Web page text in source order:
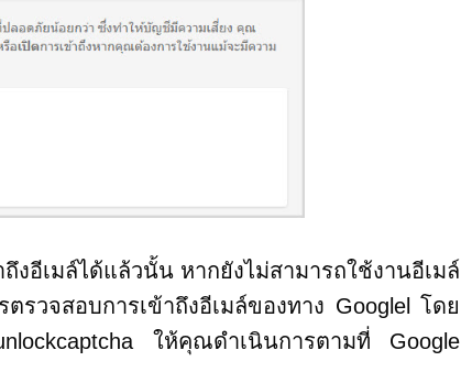
มล์ได้แล้วนั้น หากยังไม่สามารถใช้งานอีเมล์
วจสอบการเข้าถึงอีเมล์ของทาง Googlel โดย
ให้คุณดำเนินการตามที่ Google